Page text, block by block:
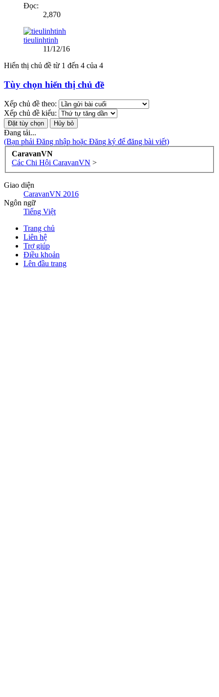
Đọc:
2,870
tieulinhtinh
11/12/16
Hiển thị chủ đề từ 1 đến 4 của 4
Tùy chọn hiển thị chủ đề
Xếp chủ đề theo:
Xếp chủ đề kiểu:
Đang tải...
(Bạn phải Đăng nhập hoặc Đăng ký để đăng bài viết)
CaravanVN
Các Chi Hội CaravanVN >
Giao diện
CaravanVN 2016
Ngôn ngữ
Tiếng Việt
Trang chủ
Liên hệ
Trợ giúp
Điều khoản
Lên đầu trang